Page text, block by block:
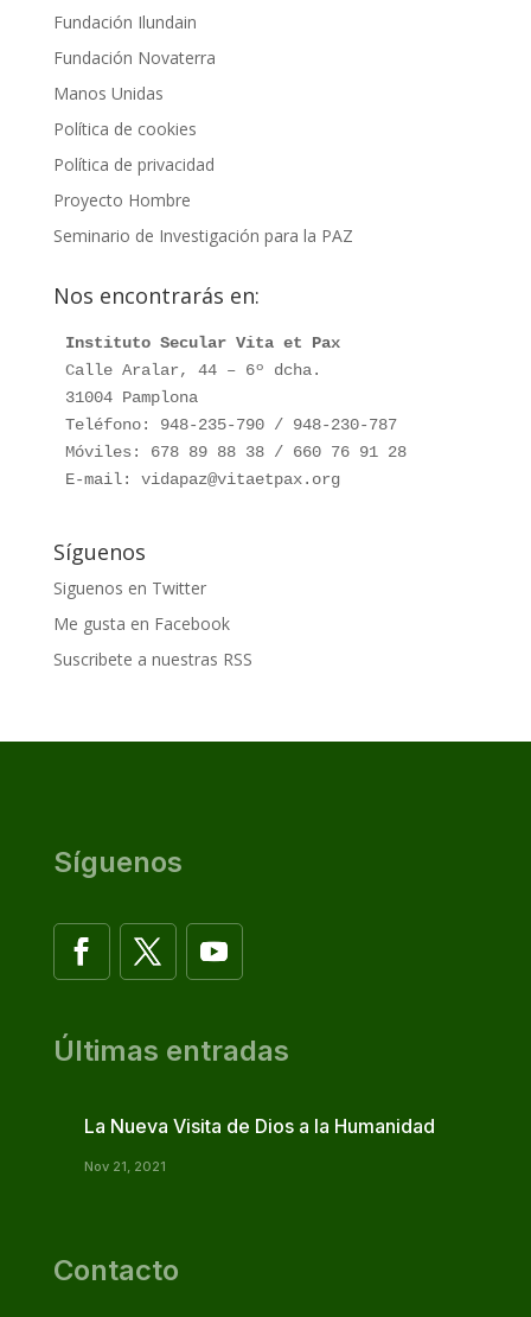
Fundación Ilundain
Fundación Novaterra
Manos Unidas
Política de cookies
Política de privacidad
Proyecto Hombre
Seminario de Investigación para la PAZ
Nos encontrarás en:
Instituto Secular Vita et Pax
Calle Aralar, 44 – 6º dcha.
31004 Pamplona
Teléfono: 948-235-790 / 948-230-787
Móviles: 678 89 88 38 / 660 76 91 28
E-mail: vidapaz@vitaetpax.org
Síguenos
Siguenos en Twitter
Me gusta en Facebook
Suscribete a nuestras RSS
Síguenos
Últimas entradas
La Nueva Visita de Dios a la Humanidad
Nov 21, 2021
Contacto